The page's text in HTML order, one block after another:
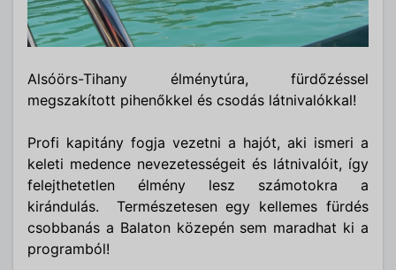
Alsóörs-Tihany élménytúra, fürdőzéssel
megszakított pihenőkkel és csodás látnivalókkal!
Profi kapitány fogja vezetni a hajót, aki ismeri a
keleti medence nevezetességeit és látnivalóit, így
felejthetetlen élmény lesz számotokra a
kirándulás. Természetesen egy kellemes fürdés
csobbanás a Balaton közepén sem maradhat ki a
programból!